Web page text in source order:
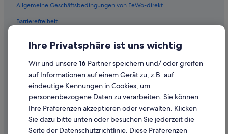
Haustierfreundliche in Safaga
Familien in Soma Bay
Ferienwohnungen in Makadi Bay
Villen in Sahl Hasheeh
Hotels mit Wellnessbereich in Soma Bay
Pickalbatros Hotels in Makadi Bay
Strand in Soma Bay
Allgemeine Geschäftsbedingungen von FeWo-direkt
Barrierefreiheit
Inhaltsrichtlinien und Melden von Inhalten
Hilfe
Hilfe
Ihre Privatsphäre ist uns wichtig
Wir und unsere16 Partner speichern und/ oder greifen
auf Informationen auf einem Gerät zu, z.B. auf
eindeutige Kennungen in Cookies, um
personenbezogene Daten zu verarbeiten. Sie können
Ihre Präferenzen akzeptieren oder verwalten. Klicken
Sie dazu bitte unten oder besuchen Sie jederzeit die
Seite der Datenschutzrichtlinie. Diese Präferenzen